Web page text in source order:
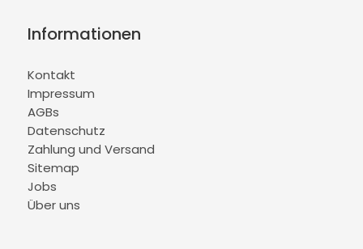
Informationen
Kontakt
Impressum
AGBs
Datenschutz
Zahlung und Versand
Sitemap
Jobs
Über uns